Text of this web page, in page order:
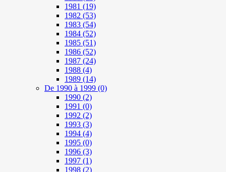
1981 (19)
1982 (53)
1983 (54)
1984 (52)
1985 (51)
1986 (52)
1987 (24)
1988 (4)
1989 (14)
De 1990 à 1999 (0)
1990 (2)
1991 (0)
1992 (2)
1993 (3)
1994 (4)
1995 (0)
1996 (3)
1997 (1)
1998 (2)